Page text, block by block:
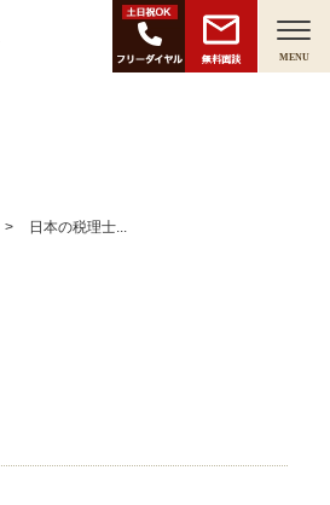
無料面談 MENU
日本の税理士...